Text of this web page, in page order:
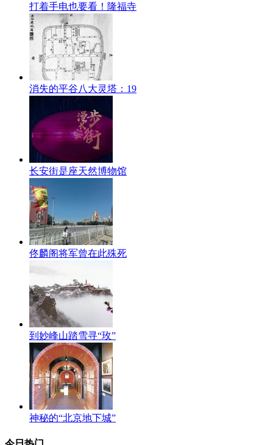
打着手电也要看！隆福寺
消失的平谷八大灵塔：19
长安街是座天然博物馆
佟麟阁将军曾在此殊死
到妙峰山踏雪寻“玫”
神秘的“北京地下城”